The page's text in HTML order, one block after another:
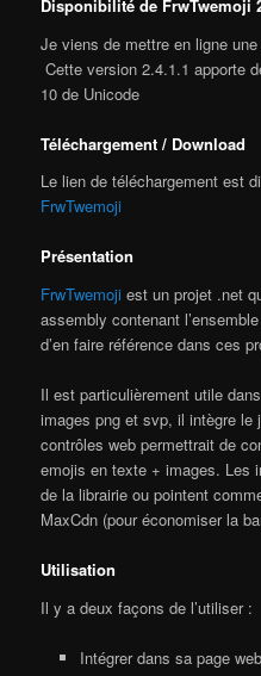
Disponibilité de FrwTwemoji
Je viens de mettre en ligne
Cette version 2.4.1.1 apporte
10 de Unicode
Téléchargement / Download
Le lien de téléchargement est
FrwTwemoji
Présentation
FrwTwemoji est un projet .net
assembly contenant
d’en faire référence dans ces
Il est particulièrement utile
images png et svp, il intègre le
contrôles web permettrait de
emojis en texte + images. Les
de la librairie ou pointent
MaxCdn (pour économiser la
Utilisation
Il y a deux façons de l’utiliser :
Intégrer dans sa page